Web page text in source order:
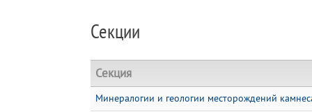
Секции
Секция
Минералогии и геологии месторождений